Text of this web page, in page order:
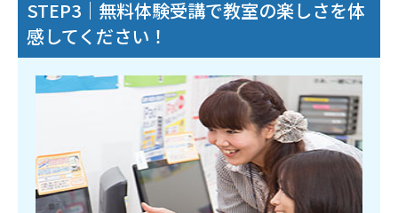
STEP3｜無料体験受講で教室の楽しさを体
感してください！